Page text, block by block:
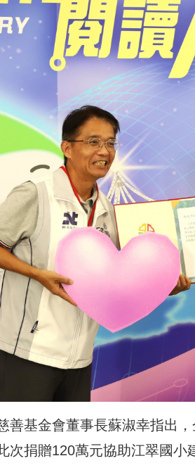
善基金會董事長蘇淑幸指出
次捐贈120萬元協助江翠國